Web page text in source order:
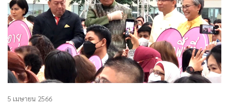
5 เมษายน 2566